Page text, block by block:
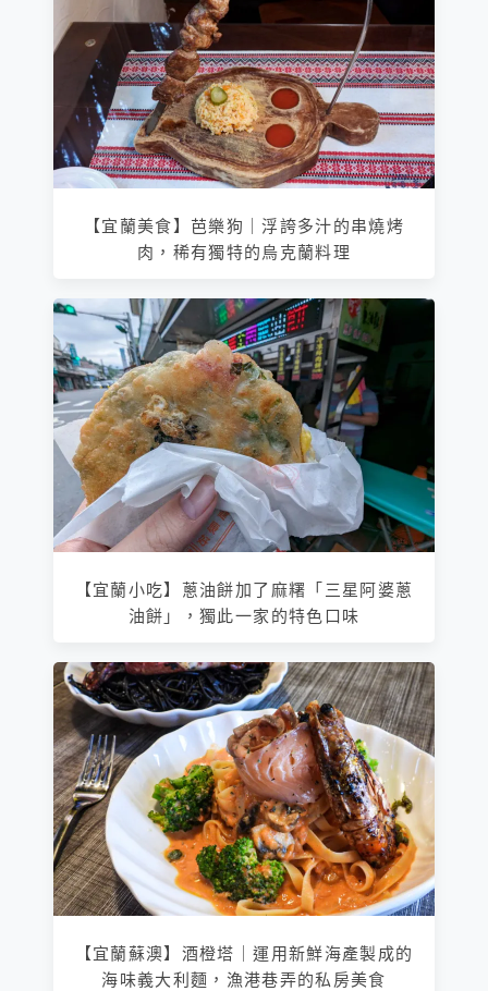
【宜蘭美食】芭樂狗｜浮誇多汁的串燒烤
肉，稀有獨特的烏克蘭料理
【宜蘭小吃】蔥油餅加了麻糬「三星阿婆蔥
油餅」，獨此一家的特色口味
【宜蘭蘇澳】酒橙塔｜運用新鮮海產製成的
海味義大利麵，漁港巷弄的私房美食